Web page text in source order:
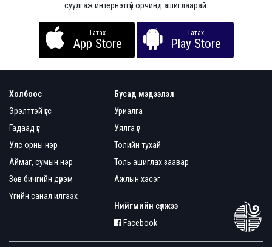
суулгаж интернэтгүй орчинд ашиглаарай.
Татах
App Store
Татах
Play Store
Холбоос
Эрэлттэй үгс
Гадаад үг
Улс орны нэр
Аймаг, сумын нэр
Зөв бичгийн дүрэм
Үгийн санал илгээх
Бусад мэдээлэл
Уриалга
Уялга үг
Толийн тухай
Толь ашиглах заавар
Ажлын хэсэг
Нийгмийн сүлжээ
Facebook